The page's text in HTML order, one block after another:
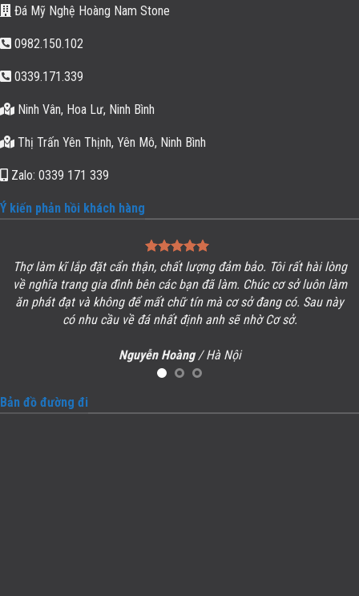
Đá Mỹ Nghệ Hoàng Nam Stone
0982.150.102
0339.171.339
Ninh Vân, Hoa Lư, Ninh Bình
Thị Trấn Yên Thịnh, Yên Mô, Ninh Bình
Zalo: 0339 171 339
Ý kiến phản hồi khách hàng
Thợ làm kĩ lắp đặt cẩn thận, chất lượng đảm bảo. Tôi rất hài lòng
về nghĩa trang gia đìnhbên các bạn đã làm. Chúc cơ sở luôn làm
ăn phát đạt và không để mất chữ tín mà cơ sở đang có. Sau này
có nhu cầu về đá nhất định anh sẽ nhờ Cơ sở.
Nguyễn Hoàng /Hà Nội
Bản đồ đường đi